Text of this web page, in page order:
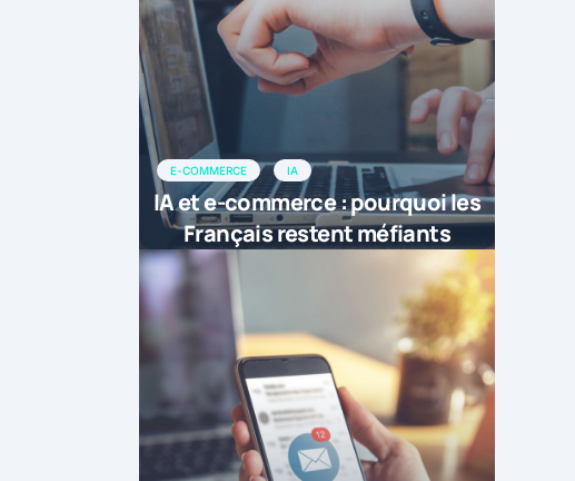
E-COMMERCE IA
IA et e-commerce : pourquoi les
Français restent méfiants